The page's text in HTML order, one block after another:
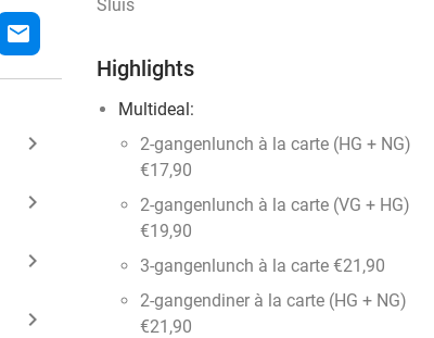
mail
keyboard_arrow_right
keyboard_arrow_right
keyboard_arrow_right
keyboard_arrow_right
Sluis
Highlights
Multideal:
2-gangenlunch à la carte (HG + NG)
€17,90
2-gangenlunch à la carte (VG + HG)
€19,90
3-gangenlunch à la carte €21,90
2-gangendiner à la carte (HG + NG)
€21,90